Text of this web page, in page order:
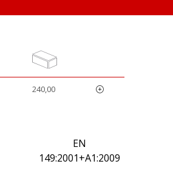
240,00
EN
149:2001+A1:2009